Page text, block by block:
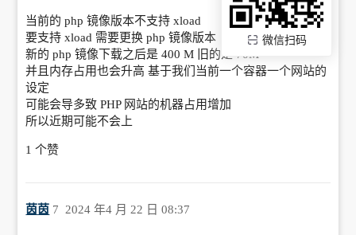
微信扫码
当前的 php 镜像版本不支持 xload
要支持 xload 需要更换 php 镜像版本
新的 php 镜像下载之后是 400 M 旧的是 70M
并且内存占用也会升高 基于我们当前一个容器一个网站的
设定
可能会导多致 PHP 网站的机器占用增加
所以近期可能不会上
1 个赞
茵茵 2024 年4 月 22 日 08:37
7